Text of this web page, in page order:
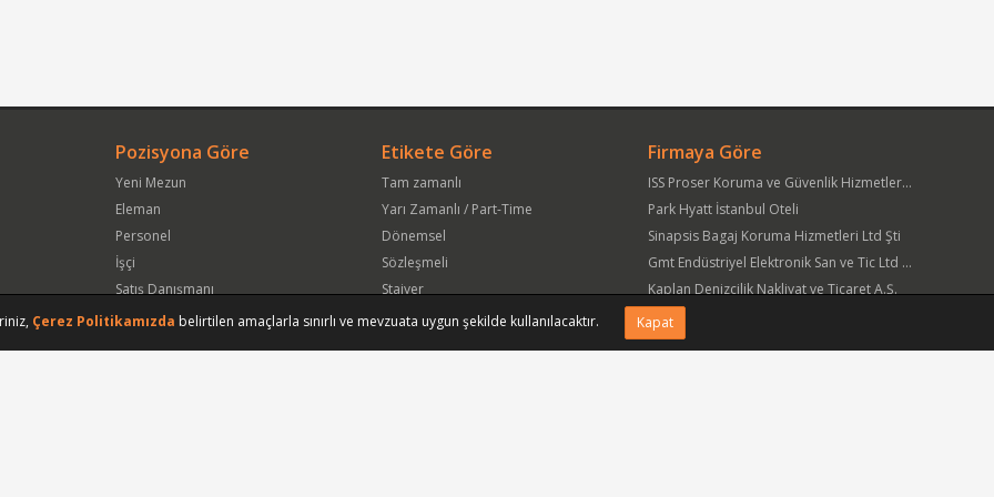
Pozisyona Göre
Yeni Mezun
Eleman
Personel
İşçi
Satış Danışmanı
Öğrenci
Etikete Göre
Tam zamanlı
Yarı Zamanlı / Part-Time
Dönemsel
Sözleşmeli
Stajyer
Freelance
Firmaya Göre
ISS Proser Koruma ve Güvenlik Hizmetleri A.Ş.
Park Hyatt İstanbul Oteli
Sinapsis Bagaj Koruma Hizmetleri Ltd Şti
Gmt Endüstriyel Elektronik San ve Tic Ltd Şti
Kaplan Denizcilik Nakliyat ve Ticaret A.Ş.
APlus Hastane Otelcilik Hizmetleri A.Ş.
Çerez Politikamızda belirtilen amaçlarla sınırlı ve mevzuata uygun şekilde kullanılacaktır. Kapat